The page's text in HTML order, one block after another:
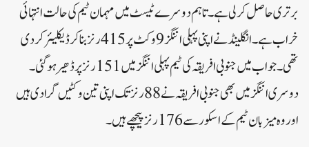
برتری حاصل کر لی ہے۔تاہم دوسرے ٹیسٹ میں مہمان ٹیم کی حالت انتہائی
خراب ہے۔انگلینڈ نے اپنی پہلی اننگز 9 وکٹ پر 415 رنز بنا کر ڈیکلیئر کر دی
تھی۔جواب میں جنوبی افریقہ کی ٹیم پہلی اننگز میں 151 رنز پر ڈھیر ہوگئی۔
دوسری اننگز میں بھی جنوبی افریقہ نے 88 رنز تک اپنی تین وکٹیں گرا دی ہیں
اور وہ میزبان ٹیم کے اسکور سے 176 رنز پیچھے ہیں۔